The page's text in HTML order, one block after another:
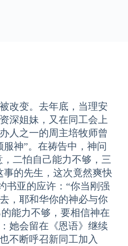
改变。去年底，当理安
深姐妹，又在同工会上
人之一的周主培牧师曾
神”。在祷告中，神问
二怕自己能力不够，三
的先生，这次竟然爽快
书亚的应许：“你当刚强
，耶和华你的神必与你
能力不够，要相信神在
她会留在《恩语》继续
不断呼召新同工加入